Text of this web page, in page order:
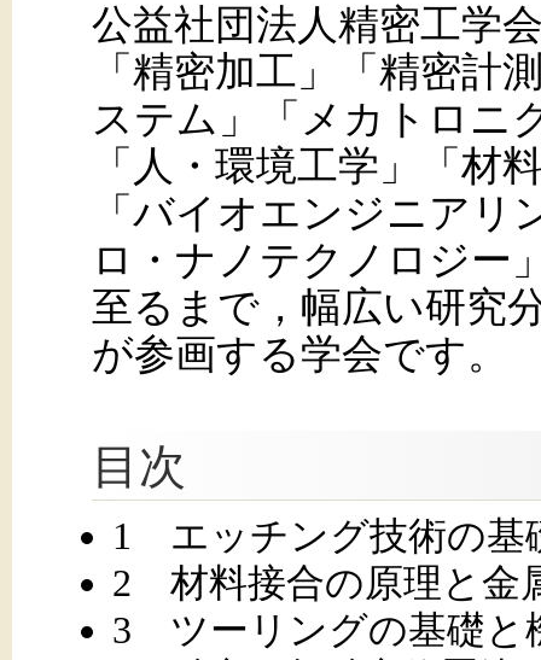
公益社団法人精密工学
「精密加工」「精密計
ステム」「メカトロニ
「人・環境工学」「材
「バイオエンジニアリ
ロ・ナノテクノロジー
至るまで，幅広い研究
が参画する学会です。
目次
1 エッチング技術の基
2 材料接合の原理と金
3 ツーリングの基礎と